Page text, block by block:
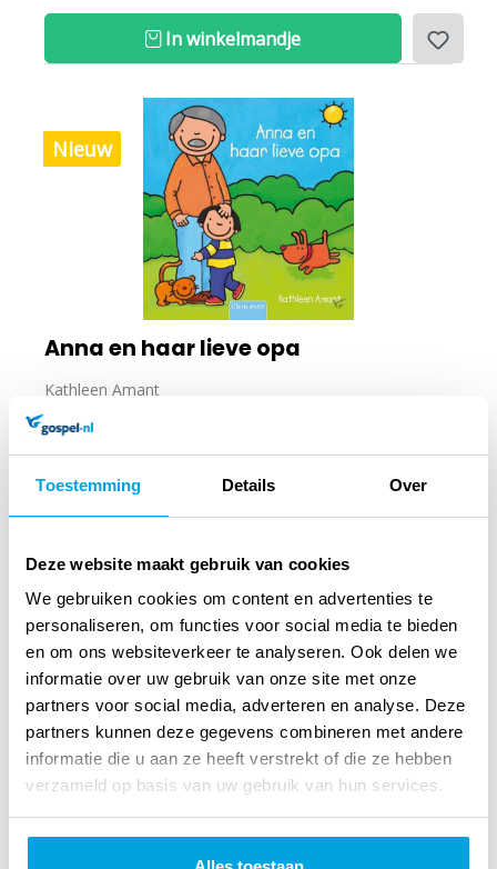
Toestemming Details Over
Deze website maakt gebruik van cookies
We gebruiken cookies om content en advertenties te
personaliseren, om functies voor social media te bieden
en om ons websiteverkeer te analyseren. Ook delen we
informatie over uw gebruik van onze site met onze
partners voor social media, adverteren en analyse. Deze
partners kunnen deze gegevens combineren met andere
informatie die u aan ze heeft verstrekt of die ze hebben
verzameld op basis van uw gebruik van hun services.
In winkelmandje
Nieuw
Anna en haar lieve opa
Kathleen Amant
Een herkenbaar over een lieve opa én een lieve Anna.
Voor peuters vanaf 30 maanden, met de emoties van
het kind als thema.En Anna gaat op pad met opa.lees
1799
Levertijd onbekend, neem contact op voor meer info
In winkelmandje